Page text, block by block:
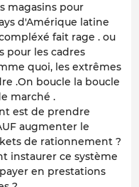
magasins pour
d'Amérique latine
fait rage . ou
pour les cadres
quoi, les extrêmes
.On boucle la boucle
marché .
est de prendre
augmenter le
de rationnement ?
instaurer ce système
en prestations